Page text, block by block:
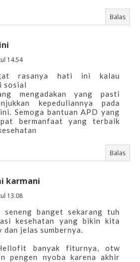
Balas
14.54
rasanya hati ini kalau
sosial
mengadakan yang pasti
kepeduliannya pada
Semoga bantuan APD yang
bermanfaat yang terbaik
Balas
karmani
13.08
seneng banget sekarang tuh
kesehatan yang bikin kita
dan jelas sumbernya.
banyak fiturnya, otw
pengen nyoba karena akhir